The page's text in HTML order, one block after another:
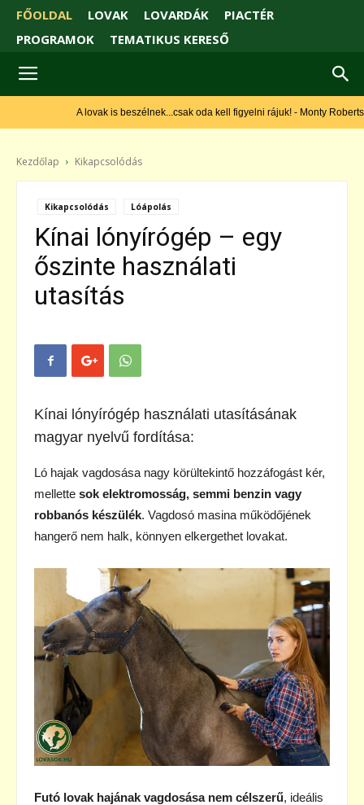
FŐOLDAL LOVAK LOVARDÁK
PIACTÉR
PROGRAMOK
TEMATIKUS KERESŐ
A lovak is beszélnek...csak oda kell figyelni rájuk! - Monty Roberts
Kezdőlap Kikapcsolódás
Kikapcsolódás Lóápolás
Kínai lónyírógép – egy
őszinte használati
utasítás
Kínai lónyírógép használati utasításának
magyar nyelvű fordítása:
Ló hajak vagdosása nagy körültekintő hozzáfogást kér,
mellette sok elektromosság, semmi benzin vagy
robbanós készülék. Vagdosó masina működőjének
hangerő nem halk, könnyen elkergethet lovakat.
Futó lovak hajának vagdosása nem célszerű, ideális